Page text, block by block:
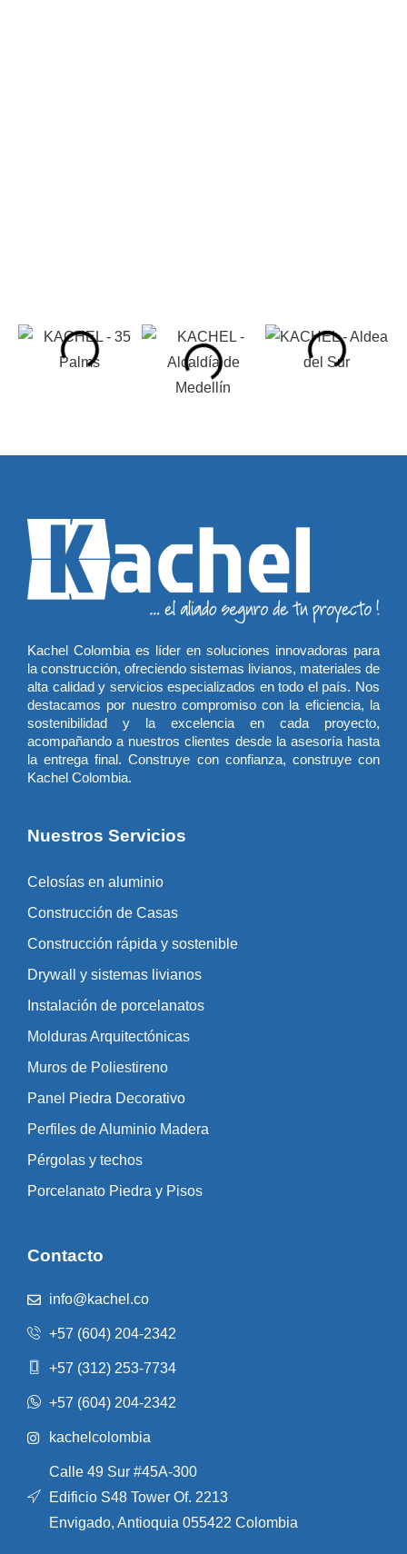
Kachel Colombia es líder en soluciones innovadoras para
la construcción, ofreciendo sistemas livianos, materiales de
alta calidad y servicios especializados en todo el país. Nos
destacamos por nuestro compromiso con la eficiencia, la
sostenibilidad y la excelencia en cada proyecto,
acompañando a nuestros clientes desde la asesoría hasta
la entrega final. Construye con confianza, construye con
Kachel Colombia.
Nuestros Servicios
Celosías en aluminio
Construcción de Casas
Construcción rápida y sostenible
Drywall y sistemas livianos
Instalación de porcelanatos
Molduras Arquitectónicas
Muros de Poliestireno
Panel Piedra Decorativo
Perfiles de Aluminio Madera
Pérgolas y techos
Porcelanato Piedra y Pisos
Contacto
info@kachel.co
+57 (604) 204-2342
+57 (312) 253-7734
+57 (604) 204-2342
kachelcolombia
Calle 49 Sur #45A-300
Edificio S48 Tower Of. 2213
Envigado, Antioquia 055422 Colombia